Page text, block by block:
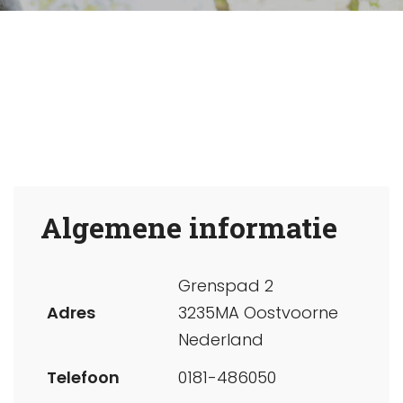
Algemene informatie
Adres
Grenspad 2
3235MA Oostvoorne
Nederland
Telefoon
0181-486050